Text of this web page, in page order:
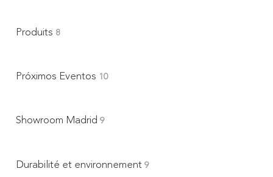
Produits 8
Próximos Eventos 10
Showroom Madrid 9
Durabilité et environnement 9